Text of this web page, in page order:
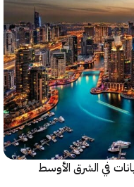
الشرق الأوسط